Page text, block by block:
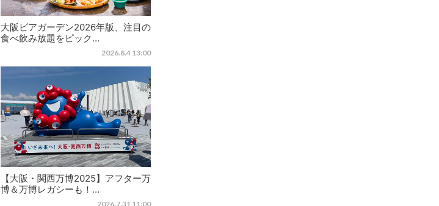
大阪ビアガーデン2026年版、注目の
食べ飲み放題をピック…
2026.8.4 13:00
【大阪・関西万博2025】アフター万
博＆万博レガシーも！…
2026.7.31 11:00